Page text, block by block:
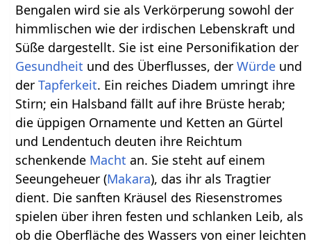
Bengalen wird sie als Verkörperung sowohl der
himmlischen wie der irdischen Lebenskraft und
Süße dargestellt. Sie ist eine Personifikation der
Gesundheit und des Überflusses, derWürde und
derTapferkeit. Ein reiches Diadem umringt ihre
Stirn; ein Halsband fällt auf ihre Brüste herab;
die üppigen Ornamente und Ketten an Gürtel
und Lendentuch deuten ihre Reichtum
schenkende Macht an. Sie steht auf einem
Seeungeheuer (Makara), das ihr als Tragtier
dient. Die sanften Kräusel des Riesenstromes
spielen über ihren festen und schlanken Leib, als
ob die Oberfläche des Wassers von einer leichten